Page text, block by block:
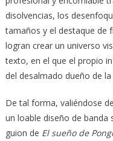
disolvencias, los
tamaños y el destaque de
logran crear un universo
texto, en el que el propio
del desalmado dueño de
De tal forma, valiéndose
un loable diseño de banda
guion de El sueño de